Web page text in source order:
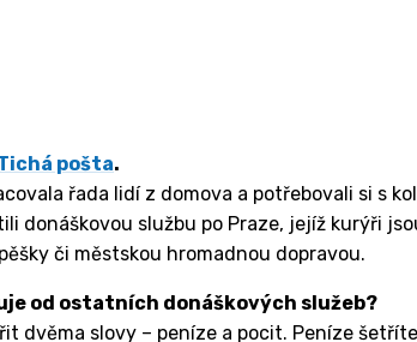
pošta.
řada lidí z domova a potřebovali si s
donáškovou službu po Praze, jejíž kurýři
či městskou hromadnou dopravou.
od ostatních donáškových služeb?
dvěma slovy – peníze a pocit. Peníze